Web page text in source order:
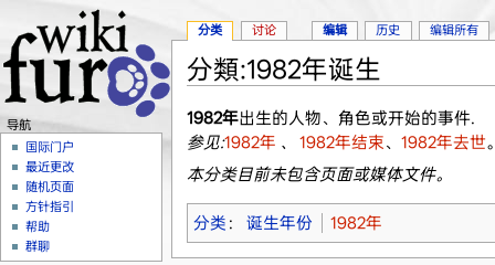
分類:1982年诞生
1982年出生的人物、角色或开始的事件.
参见:1982年 、 1982年结束、 1982年去世
本分类目前未包含页面或媒体文件。
分类 ： 诞生年份 1982年
分类 讨论 编辑 历史 编辑所有
导航
国际门户
最近更改
随机页面
方针指引
帮助
群聊